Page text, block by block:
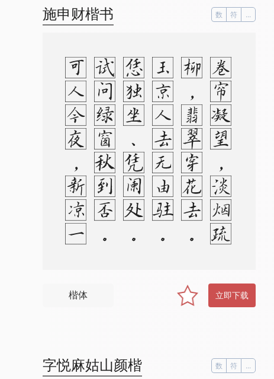
施申财楷书 数 符 ...
卷
帘
凝
望
，
淡
烟
疏
柳
，
翡
翠
穿
花
去
。
玉
京
人
去
无
由
驻
。
恁
独
坐
、
凭
阑
处
。
试
问
绿
窗
秋
到
否
。
可
人
今
夜
，
新
凉
一
枕
，
无
计
相
分
付
楷体 立即下载
字悦麻姑山颜楷 数 符 ...